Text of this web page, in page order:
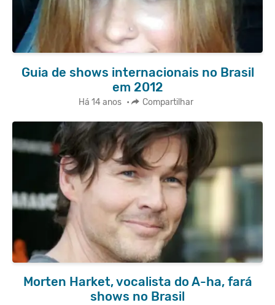
Guia de shows internacionais no Brasil
em 2012
Há 14 anos • Compartilhar
Morten Harket, vocalista do A-ha, fará
shows no Brasil